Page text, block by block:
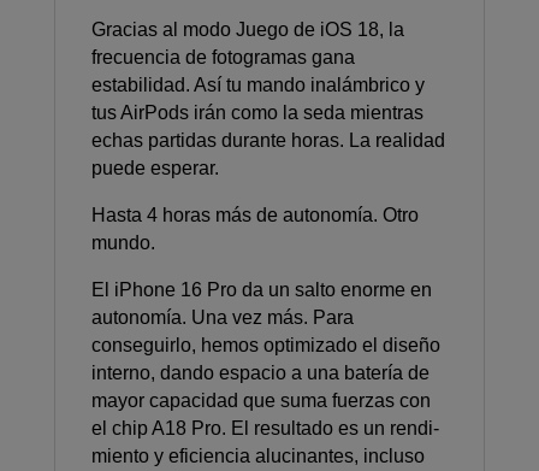
Gracias al modo Juego de iOS 18, la
frecuencia de fotogramas gana
estabilidad. Así tu mando inalámbrico y
tus AirPods irán como la seda mientras
echas partidas durante horas. La realidad
puede esperar.
Hasta 4 horas más de autonomía. Otro
mundo.
El iPhone 16 Pro da un salto enorme en
autonomía. Una vez más. Para
conseguirlo, hemos optimizado el diseño
interno, dando espacio a una batería de
mayor capacidad que suma fuerzas con
el chip A18 Pro. El resultado es un rendi­
miento y eficiencia alucinantes, incluso